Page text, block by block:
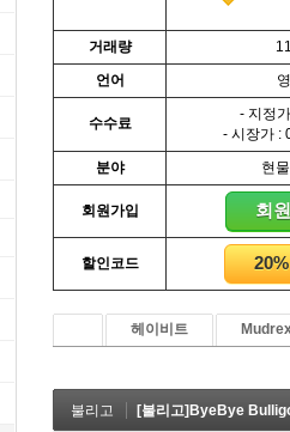
5. 빗썸 차트설정
6. 트레이딩뷰
7. 크립토워치
2. 봉차트
3. 호가창,거래창
10. 데드크로스
1. 캔들 패턴(1)
2. 캔들 패턴(2)
5. MACD
6. RSI 매
7. 볼린저
8. 피보나
9. 거래량
10. 사께
11. 엘리
12. 쌍바
13. 지지
14. 일목
15. DMI
거래량
언어
수수료
- 지정
- 시장가 :
분야
현물
회원가입 회
할인코드
헤이비트
불리고 [불리고]ByeBye